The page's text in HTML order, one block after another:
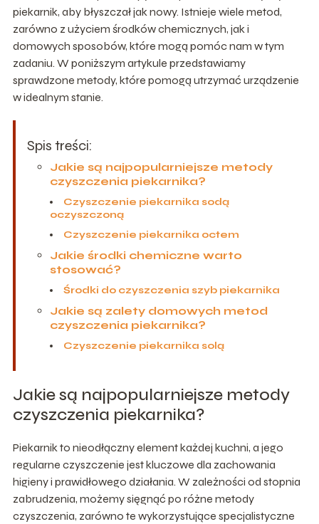
piekarnik, aby błyszczał jak nowy. Istnieje wiele metod,
zarówno z użyciem środków chemicznych, jak i
domowych sposobów, które mogą pomóc nam w tym
zadaniu. W poniższym artykule przedstawiamy
sprawdzone metody, które pomogą utrzymać urządzenie
w idealnym stanie.
Spis treści:
Jakie są najpopularniejsze metody
czyszczenia piekarnika?
Czyszczenie piekarnika sodą
oczyszczoną
Czyszczenie piekarnika octem
Jakie środki chemiczne warto
stosować?
Środki do czyszczenia szyb piekarnika
Jakie są zalety domowych metod
czyszczenia piekarnika?
Czyszczenie piekarnika solą
Jakie są najpopularniejsze metody
czyszczenia piekarnika?
Piekarnik to nieodłączny element każdej kuchni, a jego
regularne czyszczenie jest kluczowe dla zachowania
higieny i prawidłowego działania. W zależności od stopnia
zabrudzenia, możemy sięgnąć po różne metody
czyszczenia, zarówno te wykorzystujące specjalistyczne